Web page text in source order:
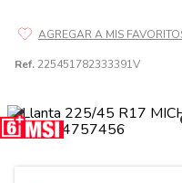
Ref. 225451782333391V